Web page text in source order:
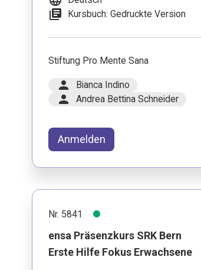
library_books Kursbuch: Gedruckte Version
Stiftung Pro Mente Sana
person Bianca Indino
person Andrea Bettina Schneider
Anmelden
Nr. 5841
ensa Präsenzkurs SRK Bern
Erste Hilfe Fokus Erwachsene